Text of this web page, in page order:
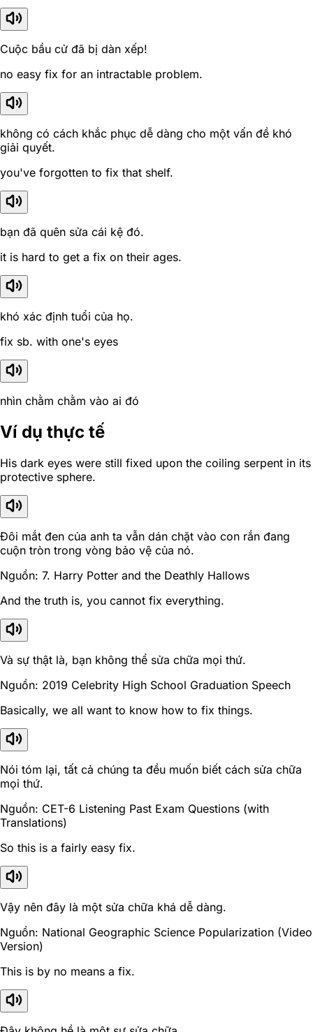
Cuộc bầu cử đã bị dàn xếp!
no easy fix for an intractable problem.
không có cách khắc phục dễ dàng cho một vấn đề khó
giải quyết.
you've forgotten to fix that shelf.
bạn đã quên sửa cái kệ đó.
it is hard to get a fix on their ages.
khó xác định tuổi của họ.
fix sb. with one's eyes
nhìn chằm chằm vào ai đó
Ví dụ thực tế
His dark eyes were still fixed upon the coiling serpent in its
protective sphere.
Đôi mắt đen của anh ta vẫn dán chặt vào con rắn đang
cuộn tròn trong vòng bảo vệ của nó.
Nguồn: 7. Harry Potter and the Deathly Hallows
And the truth is, you cannot fix everything.
Và sự thật là, bạn không thể sửa chữa mọi thứ.
Nguồn: 2019 Celebrity High School Graduation Speech
Basically, we all want to know how to fix things.
Nói tóm lại, tất cả chúng ta đều muốn biết cách sửa chữa
mọi thứ.
Nguồn: CET-6 Listening Past Exam Questions (with
Translations)
So this is a fairly easy fix.
Vậy nên đây là một sửa chữa khá dễ dàng.
Nguồn: National Geographic Science Popularization (Video
Version)
This is by no means a fix.